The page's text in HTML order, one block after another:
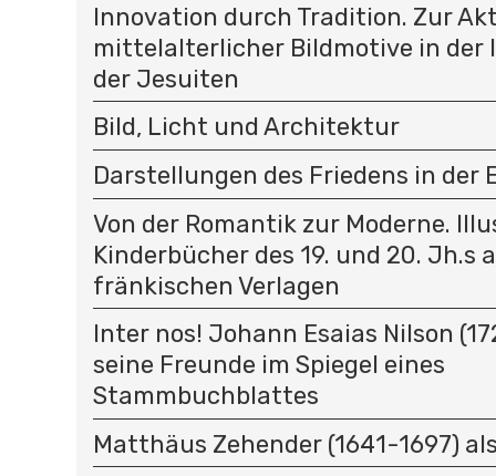
Innovation durch Tradition. Zur
mittelalterlicher Bildmotive in der
der Jesuiten
Bild, Licht und Architektur
Darstellungen des Friedens in der
Von der Romantik zur Moderne.
Kinderbücher des 19. und 20. Jh.s
fränkischen Verlagen
Inter nos! Johann Esaias Nilson
seine Freunde im Spiegel eines
Stammbuchblattes
Matthäus Zehender (1641-1697)